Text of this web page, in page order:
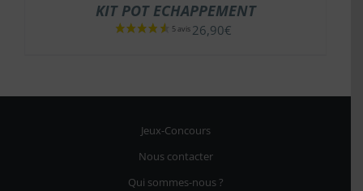
KIT POT ECHAPPEMENT
26,90€
Jeux-Concours
Nous contacter
Qui sommes-nous ?